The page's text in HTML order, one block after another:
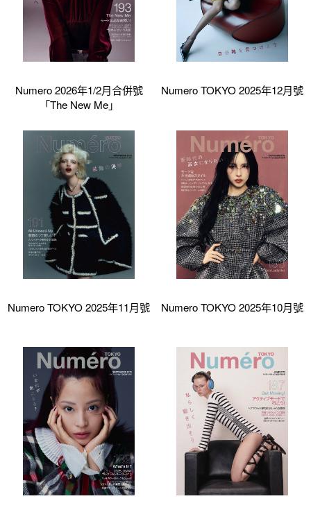
Numero 2026年1/2月合併號
「The New Me」
Numero TOKYO 2025年12月號
Numero TOKYO 2025年11月號 Numero TOKYO 2025年10月號